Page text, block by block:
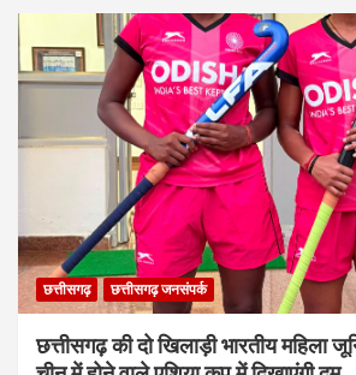
छत्तीसगढ़ छत्तीसगढ़ जनसंपर्क
छत्तीसगढ़ की दो खिलाड़ी भारतीय महिला